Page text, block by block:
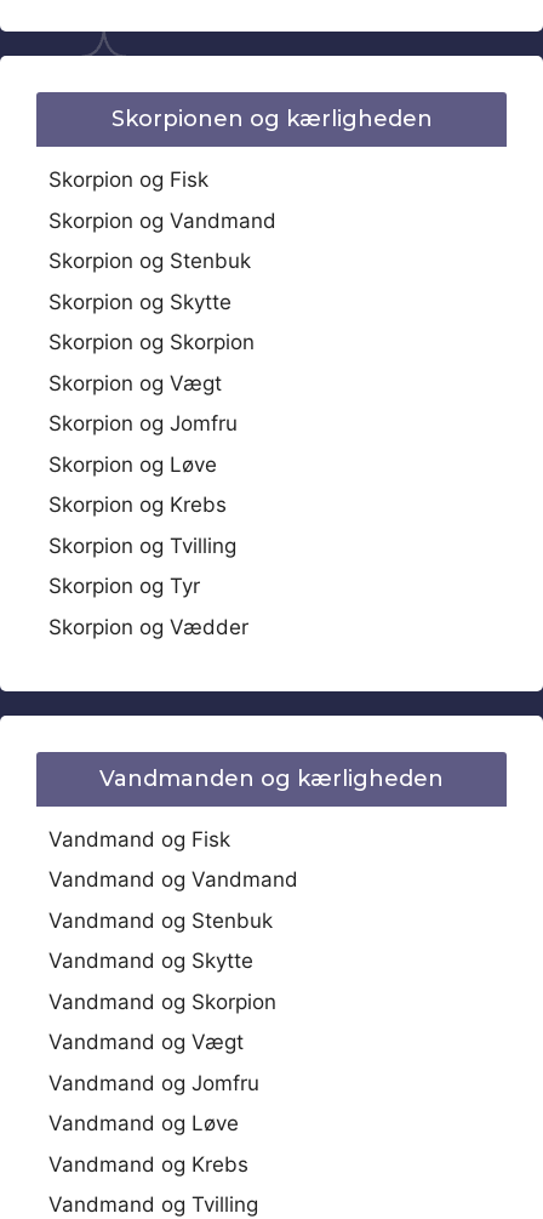
Skorpionen og kærligheden
Skorpion og Fisk
Skorpion og Vandmand
Skorpion og Stenbuk
Skorpion og Skytte
Skorpion og Skorpion
Skorpion og Vægt
Skorpion og Jomfru
Skorpion og Løve
Skorpion og Krebs
Skorpion og Tvilling
Skorpion og Tyr
Skorpion og Vædder
Vandmanden og kærligheden
Vandmand og Fisk
Vandmand og Vandmand
Vandmand og Stenbuk
Vandmand og Skytte
Vandmand og Skorpion
Vandmand og Vægt
Vandmand og Jomfru
Vandmand og Løve
Vandmand og Krebs
Vandmand og Tvilling